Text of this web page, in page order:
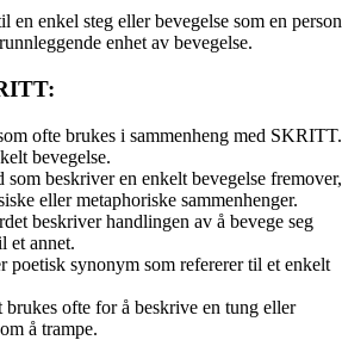
enkel steg eller bevegelse som en person
enhet av bevegelse.
ofte brukes i sammenheng med SKRITT.
bevegelse.
som beskriver en enkelt bevegelse fremover,
eller metaphoriske sammenhenger.
beskriver handlingen av å bevege seg
et annet.
poetisk synonym som refererer til et enkelt
brukes ofte for å beskrive en tung eller
å trampe.